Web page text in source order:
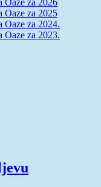
Oaze za 2025
Oaze za 2024.
Oaze za 2023.